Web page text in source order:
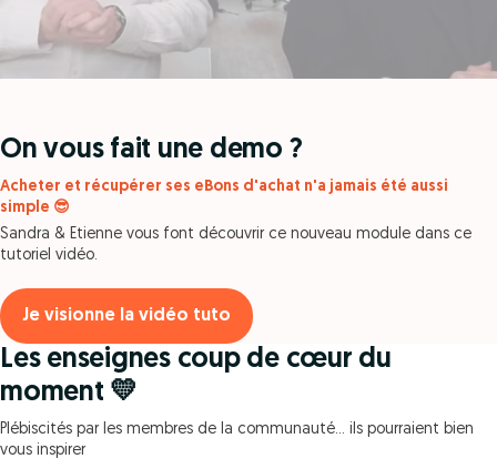
On vous fait une demo ?
Acheter et récupérer ses eBons d'achat n'a jamais été aussi
simple 😎
Sandra & Etienne vous font découvrir ce nouveau module dans ce
tutoriel vidéo.
Je visionne la vidéo tuto
Les enseignes coup de cœur du
moment 💛
Plébiscités par les membres de la communauté… ils pourraient bien
vous inspirer